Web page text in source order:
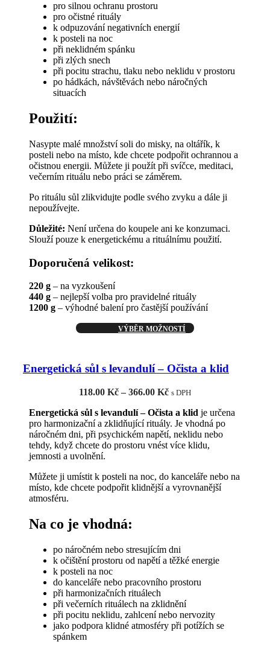
pro silnou ochranu prostoru
pro očistné rituály
k odpuzování negativních energií
k posteli na noc
při neklidném spánku
při zlých snech
při pocitu strachu, tlaku nebo neklidu v prostoru
po hádkách, návštěvách nebo náročných
situacích
Použití:
Nasypte malé množství soli do misky, na oltářík, k
posteli nebo na místo, kde chcete podpořit ochrannou a
očistnou energii. Můžete ji použít při svíčce, meditaci,
večerním rituálu nebo práci se záměrem.
Po rituálu sůl zlikvidujte podle svého zvyku a dále ji
nepoužívejte.
Důležité: Není určena do koupele ani ke konzumaci.
Slouží pouze k energetickému a rituálnímu použití.
Doporučená velikost:
220 g – na vyzkoušení
440 g – nejlepší volba pro pravidelné rituály
1200 g – výhodné balení pro častější používání
VÝBĚR MOŽNOSTÍ
Tento
variant.
na
stránce
produktu
Energetická sůl s levandulí – Očista a klid
118.00 Kč – 366.00 KčRozpětí
118.00 Kč
až
366.00 Kč
s DPH
Energetická sůl s levandulí – Očista a klid je určena
pro harmonizační a zklidňující rituály. Je vhodná po
náročném dni, při psychickém napětí, neklidu nebo
tehdy, když chcete do prostoru vnést více klidu,
jemnosti a uvolnění.
Můžete ji umístit k posteli na noc, do kanceláře nebo na
místo, kde chcete podpořit klidnější a vyrovnanější
atmosféru.
Na co je vhodná:
po náročném nebo stresujícím dni
k očištění prostoru od napětí a těžké energie
k posteli na noc
do kanceláře nebo pracovního prostoru
při harmonizačních rituálech
při večerních rituálech na zklidnění
při pocitu neklidu, zahlcení nebo nervozity
jako podpora klidné atmosféry při potížích se
spánkem